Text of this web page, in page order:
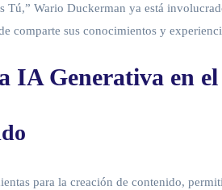
Tú,” Wario Duckerman ya está
comparte sus conocimientos y
IA Generativa en
para la creación de contenido,